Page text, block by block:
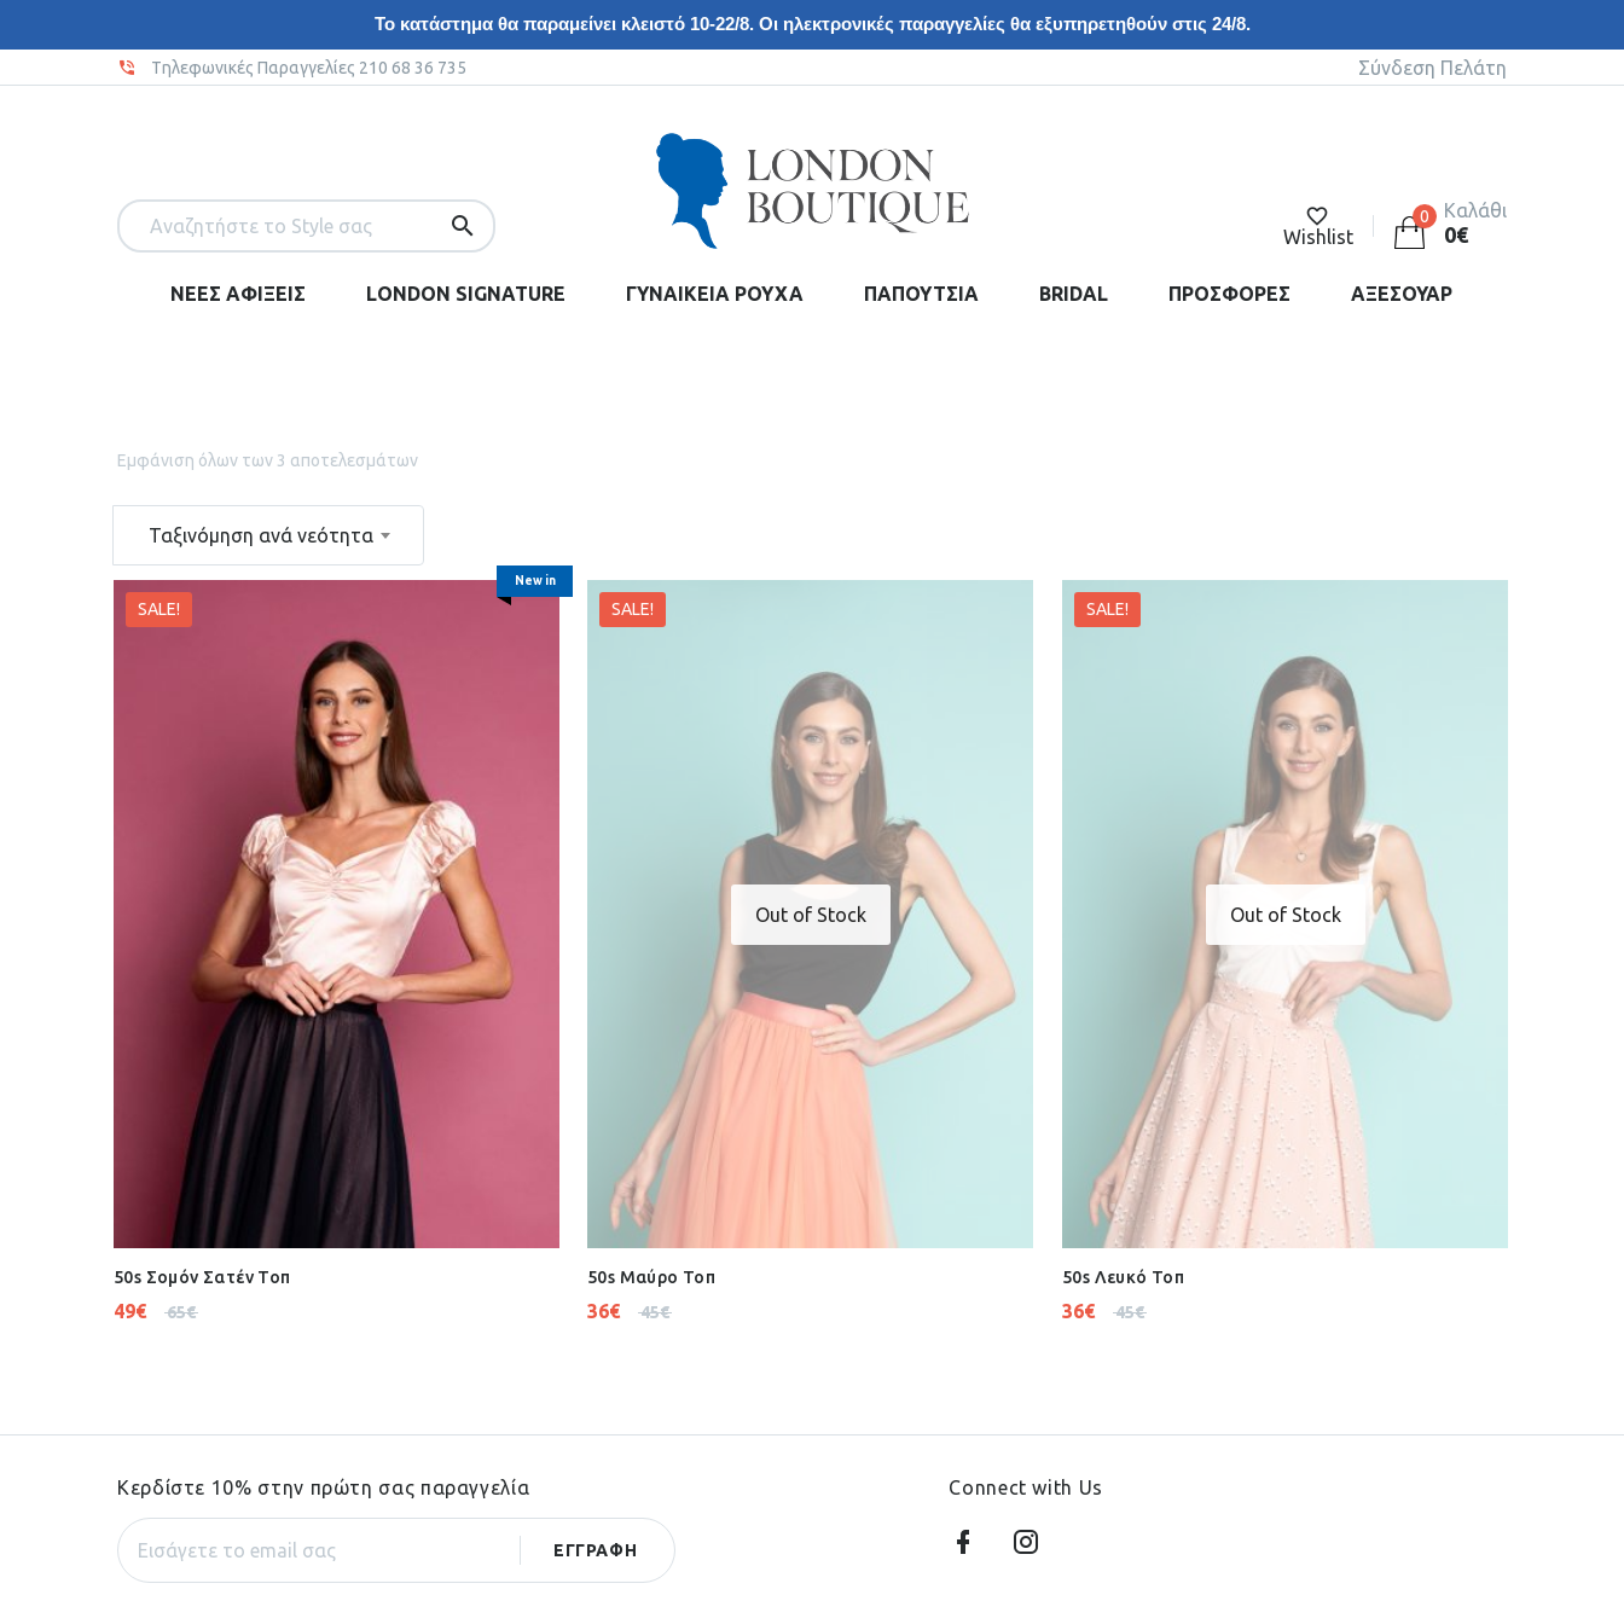
Το κατάστημα θα παραμείνει κλειστό 10-22/8. Οι ηλεκτρονικές παραγγελίες θα εξυπηρετηθούν στις 24/8.
Tηλεφωνικές Παραγγελίες 210 68 36 735 Σύνδεση Πελάτη
Wishlist
0 Καλάθι
0€
ΝΕΕΣ ΑΦΙΞΕΙΣ LONDON SIGNATURE ΓΥΝΑΙΚΕΙΑ ΡΟΥΧΑ ΠΑΠΟΥΤΣΙΑ BRIDAL ΠΡΟΣΦΟΡΕΣ ΑΞΕΣΟΥΑΡ
Εμφάνιση όλων των 3 αποτελεσμάτων
Ταξινόμηση ανά νεότητα
New in
SALE!
50s Σομόν Σατέν Τοπ
65€
49€
SALE!
Out of Stock
50s Μαύρο Τοπ
45€
36€
SALE!
Out of Stock
50s Λευκό Τοπ
45€
36€
Κερδίστε 10% στην πρώτη σας παραγγελία Connect with Us